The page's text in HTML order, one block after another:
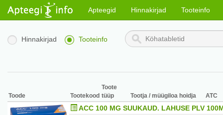
Apteegid Hinnakirjad Tooteinfo
Hinnakirjad Tooteinfo
Toode Tootekood
Toote
tüüp
Tootja / müügiloa hoidja ATC
ACC 100 MG SUUKAUD. LAHUSE PLV